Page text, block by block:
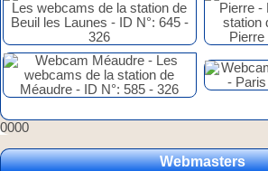
0000
Webmasters